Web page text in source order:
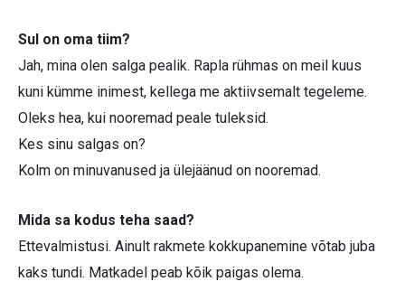
Sul on oma tiim?
Jah, mina olen salga pealik. Rapla rühmas on meil kuus
kuni kümme inimest, kellega me aktiivsemalt tegeleme.
Oleks hea, kui nooremad peale tuleksid.
Kes sinu salgas on?
Kolm on minuvanused ja ülejäänud on nooremad.
Mida sa kodus teha saad?
Ettevalmistusi. Ainult rakmete kokkupanemine võtab juba
kaks tundi. Matkadel peab kõik paigas olema.